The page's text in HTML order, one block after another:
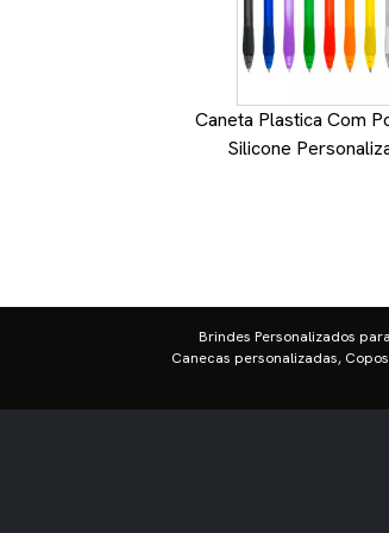
Caneta Plastica Com
Silicone
Brindes Personalizados
Canecas personalizadas,